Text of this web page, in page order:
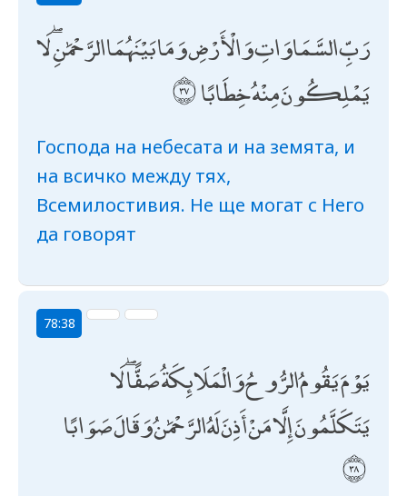
رَبِّ السَّمَاوَاتِ وَالْأَرْضِ وَمَا بَيْنَهُمَا الرَّحْمَٰنِ ۖ لَا
يَمْلِكُونَ مِنْهُ خِطَابًا
Господа на небесата и на земята, и
на всичко между тях,
Всемилостивия. Не ще могат с Него
да говорят
78:38
يَوْمَ يَقُومُ الرُّوحُ وَالْمَلَائِكَةُ صَفًّا ۖ لَا
يَتَكَلَّمُونَ إِلَّا مَنْ أَذِنَ لَهُ الرَّحْمَٰنُ وَقَالَ صَوَابًا